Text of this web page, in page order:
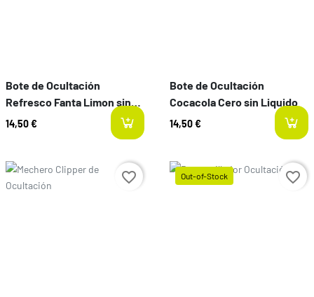
Bote de Ocultación
Refresco Fanta Limon sin
Liquido
14,50 €
Bote de Ocultación
Cocacola Cero sin Liquido
14,50 €
Preço favorite_border Out-of-Stock favorite_border